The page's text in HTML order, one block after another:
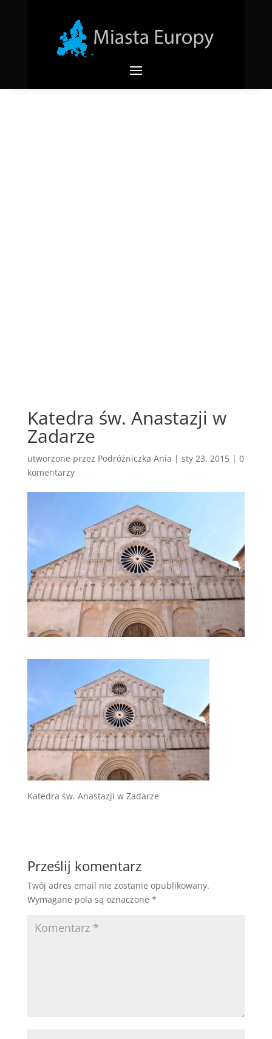
Katedra św. Anastazji w
Zadarze
utworzone przez Podróżniczka Ania | sty 23, 2015| 0
komentarzy
Katedra św. Anastazji w Zadarze
Prześlij komentarz
Twój adres email nie zostanie opublikowany.
Wymagane pola są oznaczone *